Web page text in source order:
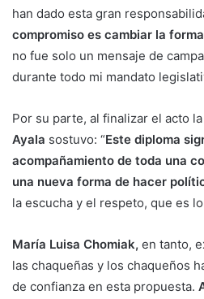
han dado esta gran
compromiso es cambiar la
no fue solo un mensaje de
durante todo mi mandato
Por su parte, al finalizar el acto
Ayala sostuvo: “Este diploma
acompañamiento de toda una
una nueva forma de hacer
la escucha y el respeto, que es
María Luisa Chomiak, en tanto,
las chaqueñas y los chaqueños
de confianza en esta propuesta.